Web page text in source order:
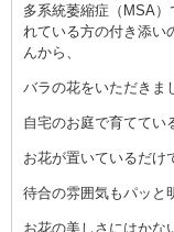
多系統萎縮症（MSA）
れている方の付き添い
んから、
バラの花をいただきま
自宅のお庭で育ててい
お花が置いているだけ
待合の雰囲気もパッと
お花の美しさにはかな